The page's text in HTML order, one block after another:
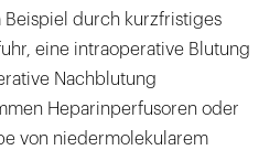
Beispiel durch kurzfristiges
eine intraoperative Blutung
Nachblutung
Heparinperfusoren oder
von niedermolekularem